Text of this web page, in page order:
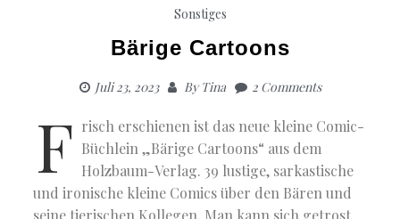
Sonstiges
Bärige Cartoons
Juli 23, 2023 ByTina 2 Comments
F risch erschienen ist das neue kleine Comic-
Büchlein „Bärige Cartoons“ aus dem
Holzbaum-Verlag. 39 lustige, sarkastische
und ironische kleine Comics über den Bären und
seine tierischen Kollegen. Man kann sich getrost